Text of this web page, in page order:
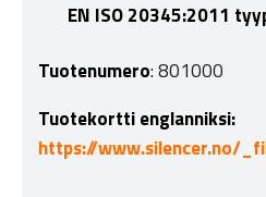
EN ISO 20345:2011
Tuotenumero: 801000
Tuotekortti englanniksi:
https://www.silencer.no/